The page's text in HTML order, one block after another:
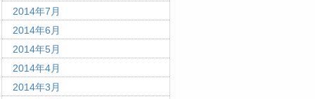
2014年7月
2014年6月
2014年5月
2014年4月
2014年3月